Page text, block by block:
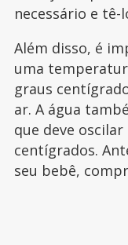
necessário e tê-
Além disso, é
uma
graus
ar. A água
que deve
centígrados.
seu bebê,